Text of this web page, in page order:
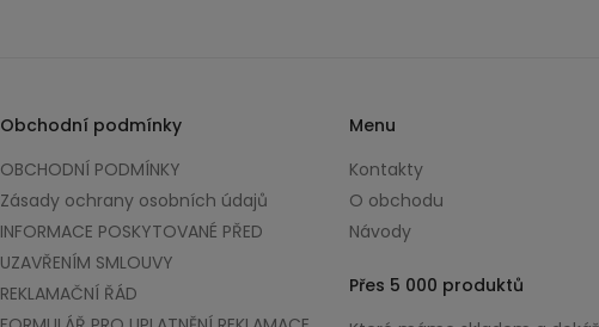
Obchodní podmínky
OBCHODNÍ PODMÍNKY
Zásady ochrany osobních údajů
INFORMACE POSKYTOVANÉ PŘED
UZAVŘENÍM SMLOUVY
REKLAMAČNÍ ŘÁD
Menu
Kontakty
O obchodu
Návody
Přes 5 000 produktů